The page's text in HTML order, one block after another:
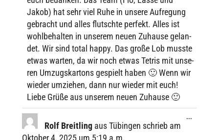
Jakob) hat sehr viel Ruhe in unsere Aufre­gung
gebracht und alles flutschte perfekt. Alles ist
wohl­be­hal­ten in unse­rem neuen Zuhause gelan­
det. Wir sind total happy. Das große Lob musste
etwas warten, da wir noch etwas Tetris mit unse­
ren Umzugs­kar­tons gespielt haben 🙂 Wenn wir
wieder umzie­hen, dann nur wieder mit euch!
Liebe Grüße aus unse­rem neuen Zuhause 🙂
Rolf Breit­ling aus Tübingen schrieb am
Okto­ber 4, 2025 um 5:19 a.m.
...